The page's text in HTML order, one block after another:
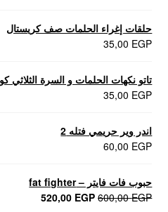
حلقات إغراء الحلمات صف كريستال
35,00 EGP
تاتو نكهات الحلمات و السرة الثلاثي
35,00 EGP
اندر وير حريمي فتله 2
60,00 EGP
حبوب فات فايتر – fat fighter
600,00EGP
السعر520,00 EGP
السعر